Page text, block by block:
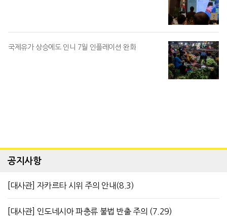
국제유가 상승에도 인니 7월 인플레이션 완화
공지사항
[대사관] 자카르타 시위 주의 안내(8.3)
[대사관] 인도네시아 파충류 불법 반출 주의 (7.29)